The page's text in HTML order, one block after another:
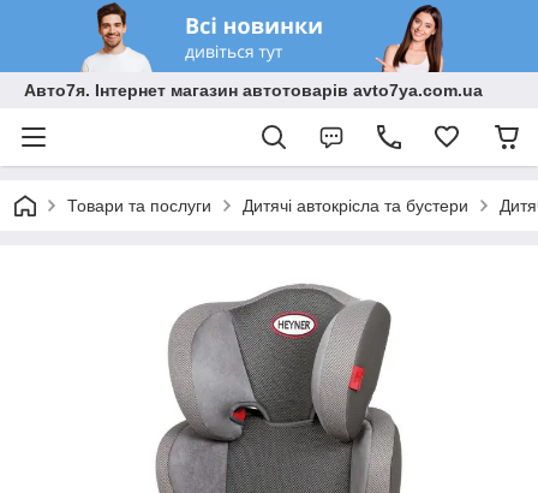
Авто7я. Інтернет магазин автотоварів avto7ya.com.ua
Товари та послуги Дитячі автокрісла та бустери